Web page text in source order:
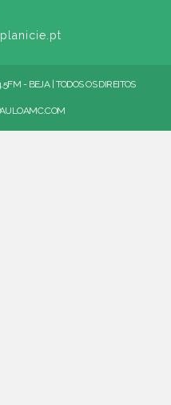
- BEJA | TODOS OS DIREITOS